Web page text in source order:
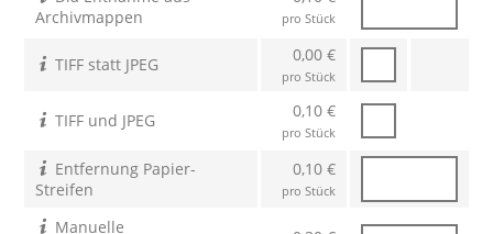
Archivmappen
pro Stück
TIFF statt JPEG 0,00 €
pro Stück
TIFF und JPEG 0,10 €
pro Stück
Entfernung Papier-
Streifen
0,10 €
pro Stück
Manuelle